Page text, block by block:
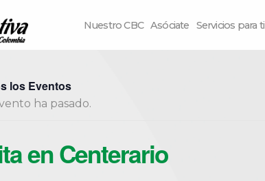
Nuestro CBC Asóciate Servicios para ti
los Eventos
ha pasado.
en Centerario